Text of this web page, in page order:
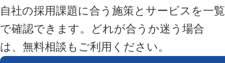
自社の採用課題に合う施策とサービスを一覧
で確認できます。どれが合うか迷う場合
は、無料相談もご利用ください。